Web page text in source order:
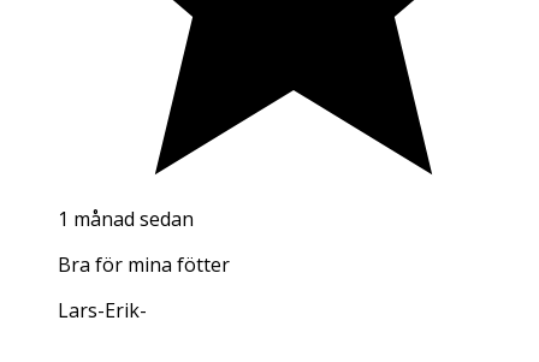
1 månad sedan
Bra för mina fötter
Lars-Erik-